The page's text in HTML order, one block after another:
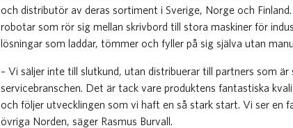
och distributör av deras sortiment i Sverige, Norge och
robotar som rör sig mellan skrivbord till stora maskiner för
lösningar som laddar, tömmer och fyller på sig själva utan
– Vi säljer inte till slutkund, utan distribuerar till partners som
servicebranschen. Det är tack vare produktens fantastiska
och följer utvecklingen som vi haft en så stark start. Vi ser en
övriga Norden, säger Rasmus Burvall.